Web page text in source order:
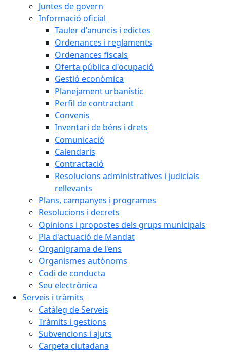
Juntes de govern
Informació oficial
Tauler d'anuncis i edictes
Ordenances i reglaments
Ordenances fiscals
Oferta pública d'ocupació
Gestió econòmica
Planejament urbanístic
Perfil de contractant
Convenis
Inventari de béns i drets
Comunicació
Calendaris
Contractació
Resolucions administratives i judicials
rellevants
Plans, campanyes i programes
Resolucions i decrets
Opinions i propostes dels grups municipals
Pla d'actuació de Mandat
Organigrama de l'ens
Organismes autònoms
Codi de conducta
Seu electrònica
Serveis i tràmits
Catàleg de Serveis
Tràmits i gestions
Subvencions i ajuts
Carpeta ciutadana